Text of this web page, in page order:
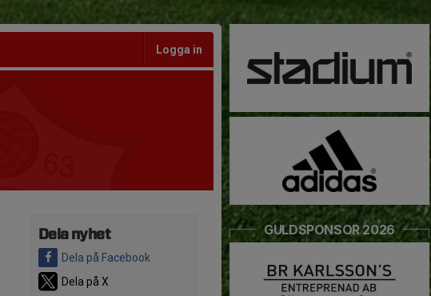
Logga in
Dela nyhet
Dela på Facebook
Dela på X
GULDSPONSOR 2026